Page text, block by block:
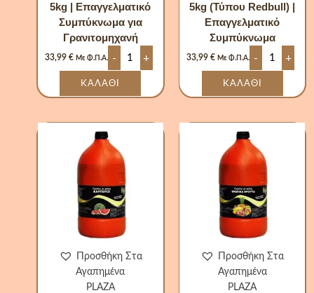
5kg | Επαγγελματικό
Συμπύκνωμα για
Γρανιτομηχανή
33,99 € Με Φ.Π.Α. - +
ΚΑΛΆΘΙ
5kg (Τύπου Redbull) |
Επαγγελματικό
Συμπύκνωμα
33,99€ Με Φ.Π.Α. - +
ΚΑΛΆΘΙ
Προσθήκη Στα
Αγαπημένα
PLAZA
5kg
|
Επαγγελματικό
Συμπύκνωμα
για
Γρανιτομηχανή
ποσότητα
Προσθήκη Στα
Αγαπημένα
PLAZA
Φρούτα
5kg
|
ποσότητα